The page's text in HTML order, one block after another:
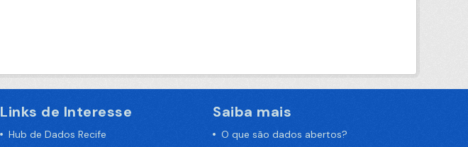
Links de Interesse
Hub de Dados Recife
Saiba mais
O que são dados abertos?